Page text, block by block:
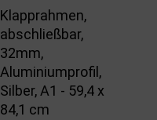
Klapprahmen,
abschließbar,
32mm,
Aluminiumprofil,
Silber, A1 - 59,4 x
84,1 cm